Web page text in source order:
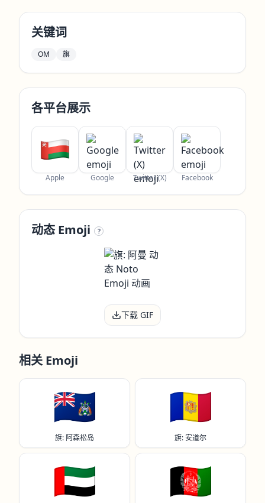
关键词
OM 旗
各平台展示
Apple Google Twitter (X) Facebook
动态 Emoji ?
下载 GIF
相关 Emoji
🇦🇨
旗: 阿森松岛
🇦🇩
旗: 安道尔
🇦🇪 🇦🇫